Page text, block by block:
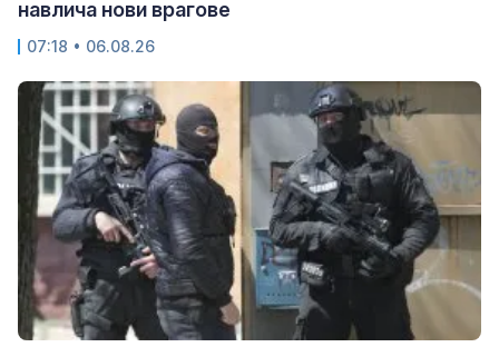
навлича нови врагове
07:18 • 06.08.26